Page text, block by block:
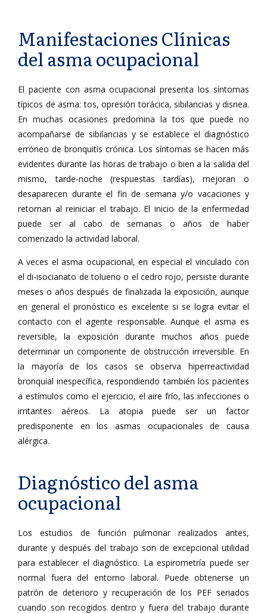
Manifestaciones Clínicas
del asma ocupacional
El paciente con asma ocupacional presenta los síntomas
típicos de asma: tos, opresión torácica, sibilancias y disnea.
En muchas ocasiones predomina la tos que puede no
acompañarse de sibilancias y se establece el diagnóstico
erróneo de bronquitis crónica. Los síntomas se hacen más
evidentes durante las horas de trabajo o bien a la salida del
mismo, tarde-noche (respuestas tardías), mejoran o
desaparecen durante el fin de semana y/o vacaciones y
retornan al reiniciar el trabajo. El inicio de la enfermedad
puede ser al cabo de semanas o años de haber
comenzado la actividad laboral.
A veces el asma ocupacional, en especial el vinculado con
el di-isocianato de tolueno o el cedro rojo, persiste durante
meses o años después de finalizada la exposición, aunque
en general el pronóstico es excelente si se logra evitar el
contacto con el agente responsable. Aunque el asma es
reversible, la exposición durante muchos años puede
determinar un componente de obstrucción irreversible. En
la mayoría de los casos se observa hiperreactividad
bronquial inespecífica, respondiendo también los pacientes
a estímulos como el ejercicio, el aire frío, las infecciones o
irritantes aéreos. La atopia puede ser un factor
predisponente en los asmas ocupacionales de causa
alérgica.
Diagnóstico del asma
ocupacional
Los estudios de función pulmonar realizados antes,
durante y después del trabajo son de excepcional utilidad
para establecer el diagnóstico. La espirometría puede ser
normal fuera del entorno laboral. Puede obtenerse un
patrón de deterioro y recuperación de los PEF seriados
cuando son recogidos dentro y fuera del trabajo durante